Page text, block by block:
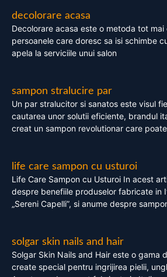
decolorare acasa
Decolorare acasa este o metoda tot
persoanele care doresc sa isi schimbe
apela la serviciile unui salon
sampon stralucire par
Un par stralucitor si sanatos este visul
cautarea unor solutii eficiente, brandul
creat un sampon revolutionar care poate
life care sampon cu usturoi
Life Care Sampon cu Usturoi In acest
despre benefiile produselor fabricate in
„Sereni Capelli”, si anume despre
solgar skin nails and hair
Solgar Skin Nails and Hair este o gama
create special pentru ingrijirea pielii,